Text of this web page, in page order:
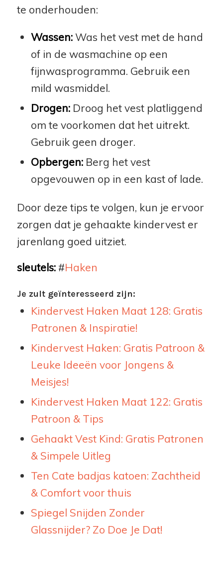
te onderhouden:
Wassen:Was het vest met de hand
of in de wasmachine op een
fijnwasprogramma. Gebruik een
mild wasmiddel.
Drogen:Droog het vest platliggend
om te voorkomen dat het uitrekt.
Gebruik geen droger.
Opbergen:Berg het vest
opgevouwen op in een kast of lade.
Door deze tips te volgen, kun je ervoor
zorgen dat je gehaakte kindervest er
jarenlang goed uitziet.
sleutels:#Haken
Je zult geïnteresseerd zijn:
Kindervest Haken Maat 128: Gratis
Patronen & Inspiratie!
Kindervest Haken: Gratis Patroon &
Leuke Ideeën voor Jongens &
Meisjes!
Kindervest Haken Maat 122: Gratis
Patroon & Tips
Gehaakt Vest Kind: Gratis Patronen
& Simpele Uitleg
Ten Cate badjas katoen: Zachtheid
& Comfort voor thuis
Spiegel Snijden Zonder
Glassnijder? Zo Doe Je Dat!